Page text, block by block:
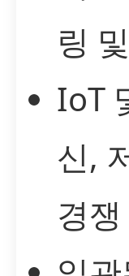
링
IoT
신,
경